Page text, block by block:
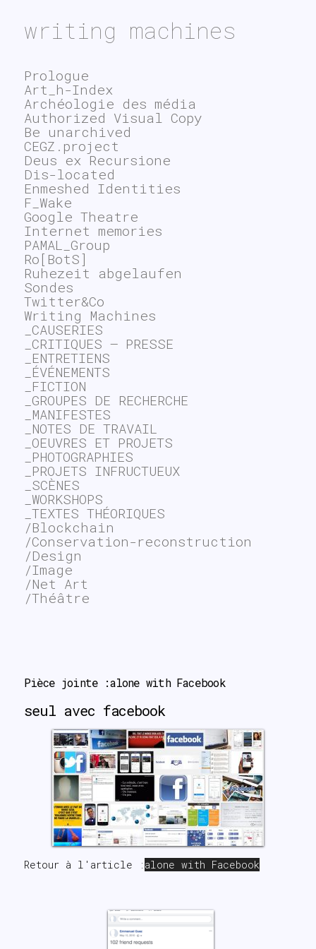
writing machines
Pièce jointe :alone with Facebook
seul avec facebook
Retour à l'article : alone with Facebook
Prologue
Art_h-Index
Archéologie des média
Authorized Visual Copy
Be unarchived
CEGZ.project
Deus ex Recursione
Dis-located
Enmeshed Identities
F_Wake
Google Theatre
Internet memories
PAMAL_Group
Ro[BotS]
Ruhezeit abgelaufen
Sondes
Twitter&Co
Writing Machines
_CAUSERIES
_CRITIQUES – PRESSE
_ENTRETIENS
_ÉVÉNEMENTS
_FICTION
_GROUPES DE RECHERCHE
_MANIFESTES
_NOTES DE TRAVAIL
_OEUVRES ET PROJETS
_PHOTOGRAPHIES
_PROJETS INFRUCTUEUX
_SCÈNES
_WORKSHOPS
_TEXTES THÉORIQUES
/Blockchain
/Conservation-reconstruction
/Design
/Image
/Net Art
/Théâtre